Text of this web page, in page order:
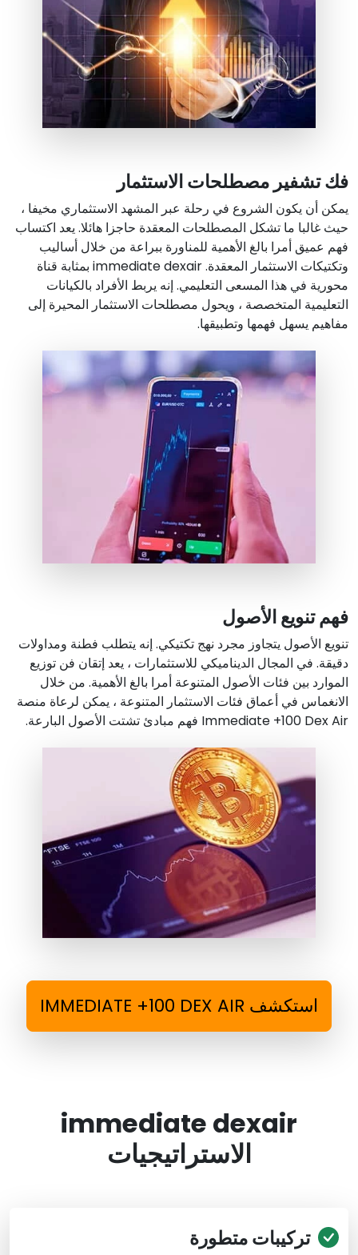
فك تشفير مصطلحات الاستثمار
يمكن أن يكون الشروع في رحلة عبر المشهد الاستثماري مخيفا ،
حيث غالبا ما تشكل المصطلحات المعقدة حاجزا هائلا. يعد اكتساب
فهم عميق أمرا بالغ الأهمية للمناورة ببراعة من خلال أساليب
وتكتيكات الاستثمار المعقدة. immediate dexair بمثابة قناة
محورية في هذا المسعى التعليمي. إنه يربط الأفراد بالكيانات
التعليمية المتخصصة ، ويحول مصطلحات الاستثمار المحيرة إلى
مفاهيم يسهل فهمها وتطبيقها.
فهم تنويع الأصول
تنويع الأصول يتجاوز مجرد نهج تكتيكي. إنه يتطلب فطنة ومداولات
دقيقة. في المجال الديناميكي للاستثمارات ، يعد إتقان فن توزيع
الموارد بين فئات الأصول المتنوعة أمرا بالغ الأهمية. من خلال
الانغماس في أعماق فئات الاستثمار المتنوعة ، يمكن لرعاة منصة
Immediate +100 Dex Air فهم مبادئ تشتت الأصول البارعة.
استكشف IMMEDIATE +100 DEX AIR
immediate dexair
الاستراتيجيات
تركيبات متطورة